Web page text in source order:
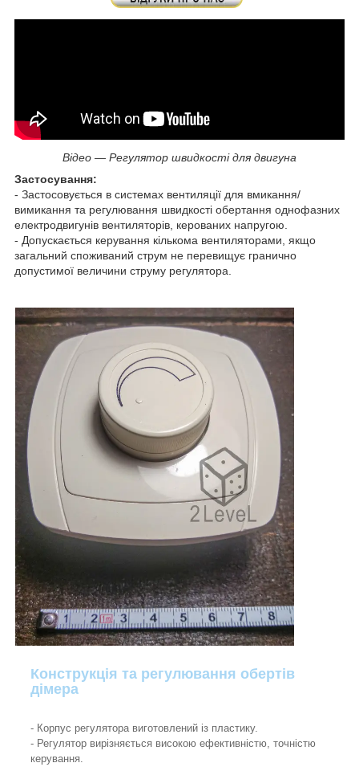
Відео — Регулятор швидкості для двигуна
Застосування:
- Застосовується в системах вентиляції для вмикання/
вимикання та регулювання швидкості обертання однофазних
електродвигунів вентиляторів, керованих напругою.
- Допускається керування кількома вентиляторами, якщо
загальний споживаний струм не перевищує гранично
допустимої величини струму регулятора.
Конструкція та регулювання обертів
дімера
- Корпус регулятора виготовлений із пластику.
- Регулятор вирізняється високою ефективністю, точністю
керування.